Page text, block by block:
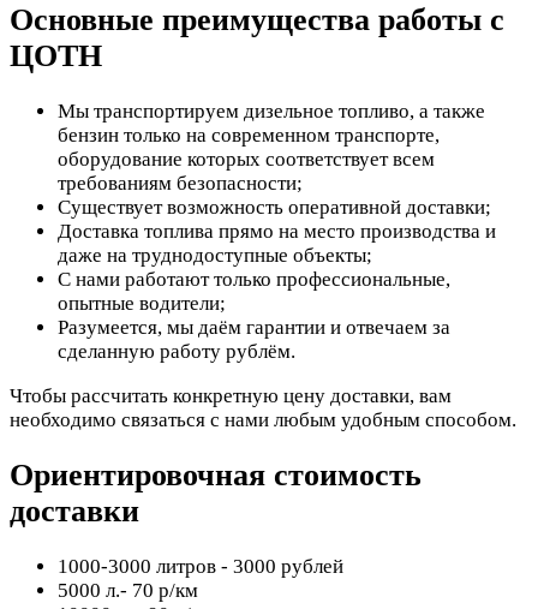
Основные преимущества работы с
ЦОТН
Мы транспортируем дизельное топливо, а также
бензин только на современном транспорте,
оборудование которых соответствует всем
требованиям безопасности;
Существует возможность оперативной доставки;
Доставка топлива прямо на место производства и
даже на труднодоступные объекты;
С нами работают только профессиональные,
опытные водители;
Разумеется, мы даём гарантии и отвечаем за
сделанную работу рублём.
Чтобы рассчитать конкретную цену доставки, вам
необходимо связаться с нами любым удобным способом.
Ориентировочная стоимость
доставки
1000-3000 литров - 3000 рублей
5000 л.- 70 р/км